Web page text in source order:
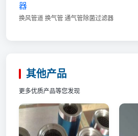
器
换风管道 换气管 通气管除菌过滤器
其他产品
更多优质产品等您发现